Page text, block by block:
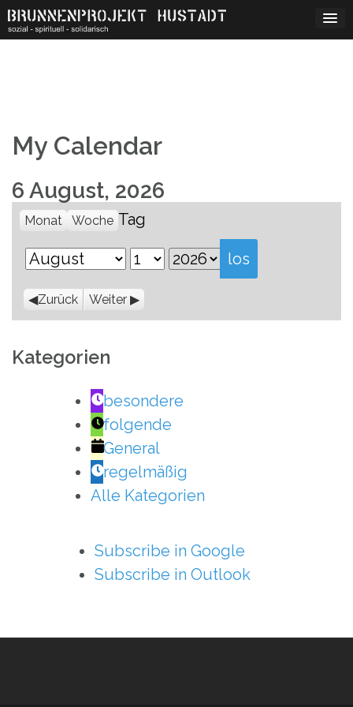
Skip
to
My Calendar
6 August, 2026
Monat Woche Tag
Monat
Tag
Jahr
Zurück Weiter
Kategorien
besondere
folgende
General
regelmäßig
Alle Kategorien
Subscribe in Google
Subscribe in Outlook